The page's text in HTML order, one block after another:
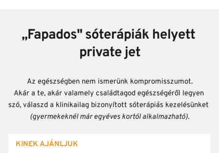
,,Fapados" sóterápiák helyett
private jet
Az egészségben nem ismerünk kompromisszumot.
Akár a te, akár valamely családtagod egészségéről legyen
(gyermekeknél már egyéves kortól alkalmazható).
KINEK AJÁNLJUK